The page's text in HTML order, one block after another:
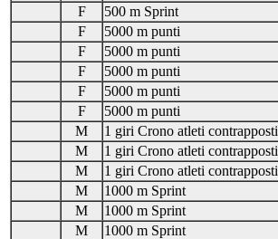
F
500 m Sprint
F
5000 m punti
F
5000 m punti
F
5000 m punti
F
5000 m punti
F
5000 m punti
M
1 giri Crono atleti contrapposti
M
1 giri Crono atleti contrapposti
M
1 giri Crono atleti contrapposti
M
1000 m Sprint
M
1000 m Sprint
M
1000 m Sprint